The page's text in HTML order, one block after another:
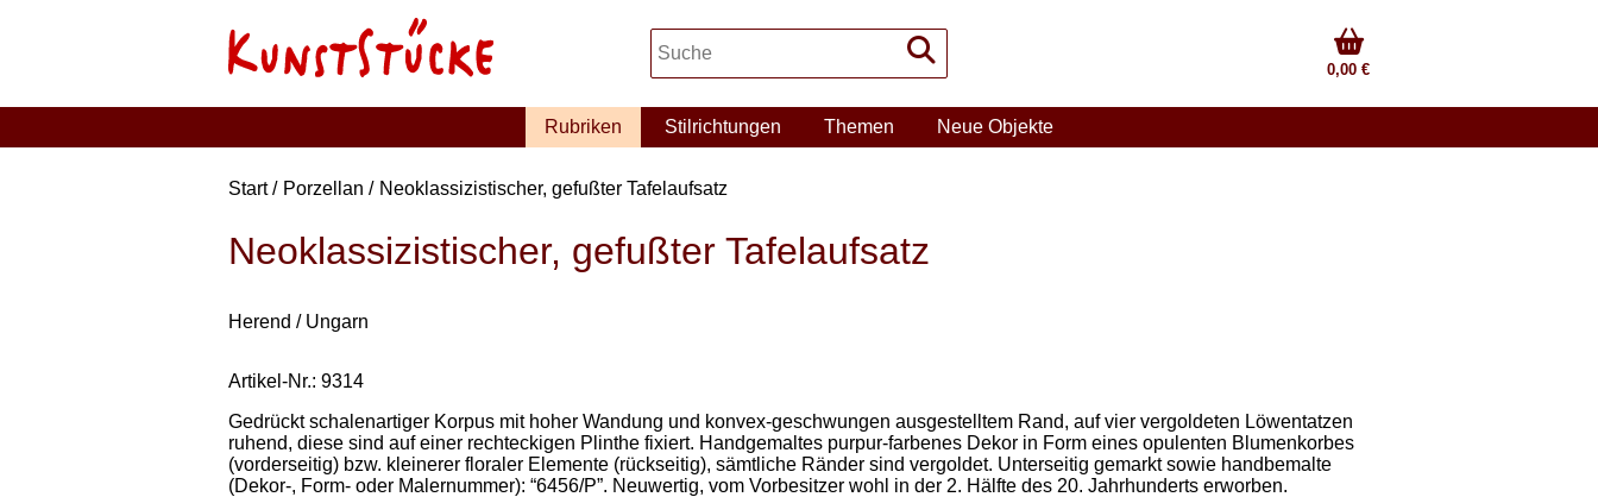
0,00 €
Rubriken Stilrichtungen Themen Neue Objekte
Start Porzellan Neoklassizistischer, gefußter Tafelaufsatz
Neoklassizistischer, gefußter Tafelaufsatz
Herend / Ungarn
Artikel-Nr.: 9314
Gedrückt schalenartiger Korpus mit hoher Wandung und konvex-geschwungen ausgestelltem Rand, auf vier vergoldeten Löwentatzen
ruhend, diese sind auf einer rechteckigen Plinthe fixiert. Handgemaltes purpur-farbenes Dekor in Form eines opulenten Blumenkorbes
(vorderseitig) bzw. kleinerer floraler Elemente (rückseitig), sämtliche Ränder sind vergoldet. Unterseitig gemarkt sowie handbemalte
(Dekor-, Form- oder Malernummer): “6456/P”. Neuwertig, vom Vorbesitzer wohl in der 2. Hälfte des 20. Jahrhunderts erworben.